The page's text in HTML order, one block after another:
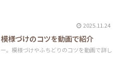
2025.11.24
様づけのコツを動画で紹介
。模様づけやふちどりのコツを動画で詳し